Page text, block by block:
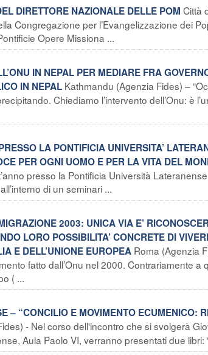
DIRETTORE NAZIONALE DELLE POM Città
Congregazione per l’Evangelizzazione dei
Opere Missiona ...
IN NEPAL PER MEDIARE FRA
IN NEPAL Kathmandu (Agenzia Fides) –
Chiediamo l’intervento dell’Onu: è
LA PONTIFICIA UNIVERSITA’
PER OGNI UOMO E PER LA VITA DEL
presso la Pontificia Università
di un seminari ...
2003: UNICA VIA E’
LORO POSSIBILITA’ CONCRETE DI
E DELL’UNIONE EUROPEA Roma (Agenzia
fatto dall’Onu nel 2000. Contrariamente a
( ...
– “CONCILIO E MOVIMENTO ECUMENICO:
- Nel corso dell'incontro che si svolgerà
Aula Paolo VI, verranno presentati due libri: